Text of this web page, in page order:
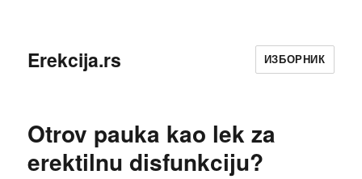
Erekcija.rs ИЗБОРНИК
Otrov pauka kao lek za
erektilnu disfunkciju?